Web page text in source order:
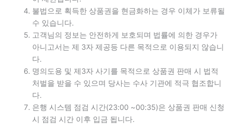
불법으로 획득한 상품권을 현금화하는 경우 이체가 보류될
수 있습니다.
고객님의 정보는 안전하게 보호되며 법률에 의한 경우가
아니고서는 제 3자 제공등 다른 목적으로 이용되지 않습니
다.
명의도용 및 제3자 사기를 목적으로 상품권 판매 시 법적
처벌을 받을 수 있으며 당사는 수사 기관에 적극 협조합니
다.
은행 시스템 점검 시간(23:00 ~00:35)은 상품권 판매 신청
시 점검 시간 이후 입금 됩니다.